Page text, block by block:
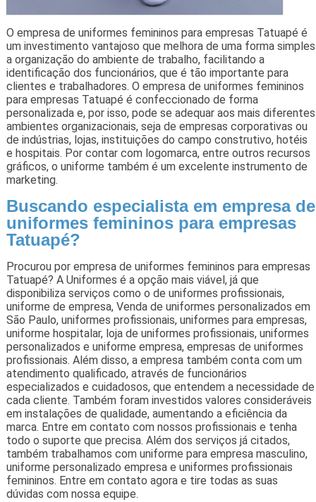
O empresa de uniformes femininos para empresas Tatuapé é
um investimento vantajoso que melhora de uma forma simples
a organização do ambiente de trabalho, facilitando a
identificação dos funcionários, que é tão importante para
clientes e trabalhadores. O empresa de uniformes femininos
para empresas Tatuapé é confeccionado de forma
personalizada e, por isso, pode se adequar aos mais diferentes
ambientes organizacionais, seja de empresas corporativas ou
de indústrias, lojas, instituições do campo construtivo, hotéis
e hospitais. Por contar com logomarca, entre outros recursos
gráficos, o uniforme também é um excelente instrumento de
marketing.
Buscando especialista em empresa de
uniformes femininos para empresas
Tatuapé?
Procurou por empresa de uniformes femininos para empresas
Tatuapé? A Uniformes é a opção mais viável, já que
disponibiliza serviços como o de uniformes profissionais,
uniforme de empresa, Venda de uniformes personalizados em
São Paulo, uniformes profissionais, uniformes para empresas,
uniforme hospitalar, loja de uniformes profissionais, uniformes
personalizados e uniforme empresa, empresas de uniformes
profissionais. Além disso, a empresa também conta com um
atendimento qualificado, através de funcionários
especializados e cuidadosos, que entendem a necessidade de
cada cliente. Também foram investidos valores consideráveis
em instalações de qualidade, aumentando a eficiência da
marca. Entre em contato com nossos profissionais e tenha
todo o suporte que precisa. Além dos serviços já citados,
também trabalhamos com uniforme para empresa masculino,
uniforme personalizado empresa e uniformes profissionais
femininos. Entre em contato agora e tire todas as suas
dúvidas com nossa equipe.